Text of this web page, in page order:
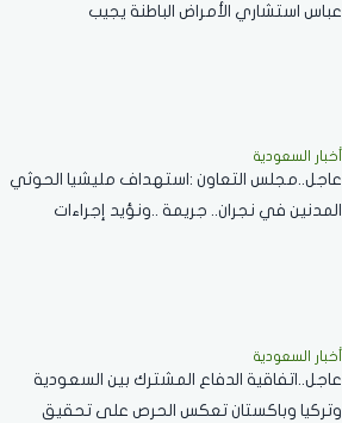
عباس استشاري الأمراض الباطنة يجيب
أخبار السعودية
عاجل..مجلس التعاون :استهداف مليشيا الحوثي
المدنين في نجران.. جريمة ..ونؤيد إجراءات
أخبار السعودية
عاجل..اتفاقية الدفاع المشترك بين السعودية
وتركيا وباكستان تعكس الحرص على تحقيق